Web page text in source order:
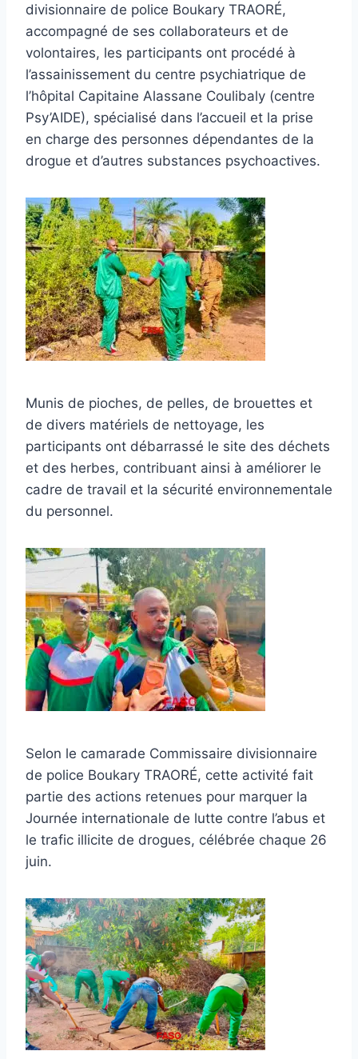
divisionnaire de police Boukary TRAORÉ,
accompagné de ses collaborateurs et de
volontaires, les participants ont procédé à
l’assainissement du centre psychiatrique de
l’hôpital Capitaine Alassane Coulibaly (centre
Psy’AIDE), spécialisé dans l’accueil et la prise
en charge des personnes dépendantes de la
drogue et d’autres substances psychoactives.
Munis de pioches, de pelles, de brouettes et
de divers matériels de nettoyage, les
participants ont débarrassé le site des déchets
et des herbes, contribuant ainsi à améliorer le
cadre de travail et la sécurité environnementale
du personnel.
Selon le camarade Commissaire divisionnaire
de police Boukary TRAORÉ, cette activité fait
partie des actions retenues pour marquer la
Journée internationale de lutte contre l’abus et
le trafic illicite de drogues, célébrée chaque 26
juin.